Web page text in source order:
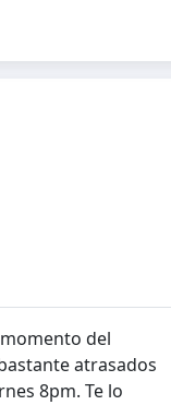
del
atrasados
8pm. Te lo